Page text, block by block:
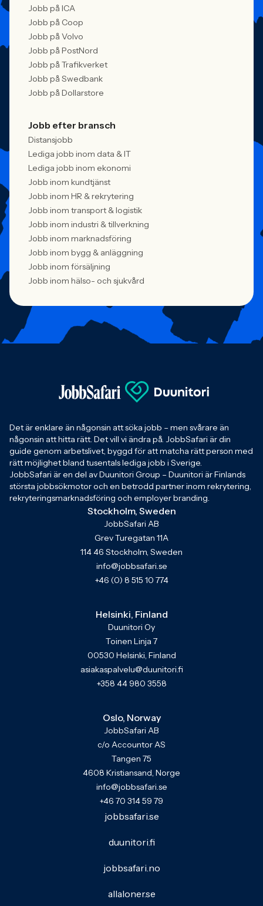
Jobb på ICA
Jobb på Coop
Jobb på Volvo
Jobb på PostNord
Jobb på Trafikverket
Jobb på Swedbank
Jobb på Dollarstore
Jobb efter bransch
Distansjobb
Lediga jobb inom data & IT
Lediga jobb inom ekonomi
Jobb inom kundtjänst
Jobb inom HR & rekrytering
Jobb inom transport & logistik
Jobb inom industri & tillverkning
Jobb inom marknadsföring
Jobb inom bygg & anläggning
Jobb inom försäljning
Jobb inom hälso- och sjukvård
Det är enklare än någonsin att söka jobb – men svårare än
någonsin att hitta rätt. Det vill vi ändra på. JobbSafari är din
guide genom arbetslivet, byggd för att matcha rätt person med
rätt möjlighet bland tusentals lediga jobb i Sverige.
JobbSafari är en del av Duunitori Group – Duunitori är Finlands
största jobbsökmotor och en betrodd partner inom rekrytering,
rekryteringsmarknadsföring och employer branding.
Stockholm, Sweden
JobbSafari AB
Grev Turegatan 11A
114 46 Stockholm, Sweden
info@jobbsafari.se
+46 (0) 8 515 10 774
Helsinki, Finland
Duunitori Oy
Toinen Linja 7
00530 Helsinki, Finland
asiakaspalvelu@duunitori.fi
+358 44 980 3558
Oslo, Norway
JobbSafari AB
c/o Accountor AS
Tangen 75
4608 Kristiansand, Norge
info@jobbsafari.se
+46 70 314 59 79
jobbsafari.se
duunitori.fi
jobbsafari.no
allaloner.se